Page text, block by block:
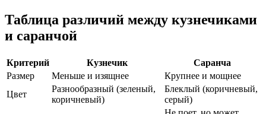
Таблица различий между кузнечиками
и саранчой
Критерий Кузнечик
Саранча
Размер
Меньше и изящнее
Крупнее и мощнее
Цвет
Разнообразный (зеленый,
коричневый)
Блеклый (коричневый,
серый)